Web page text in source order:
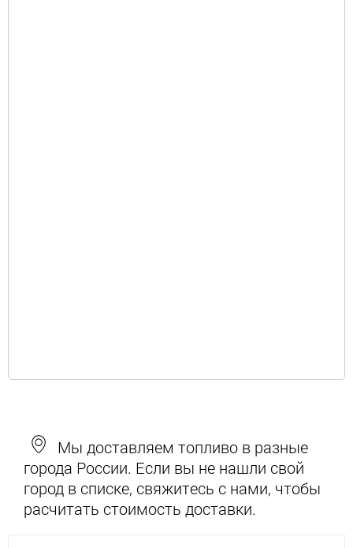
Мы доставляем топливо в разные
города России. Если вы не нашли свой
город в списке, свяжитесь с нами, чтобы
расчитать стоимость доставки.